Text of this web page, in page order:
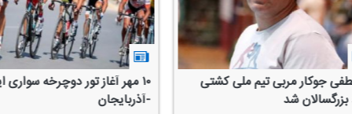
جوكار مربی تیم ملی كشتی
بزرگسالان شد
۱۰ مهر آغاز تور دوچرخه سواری
-آذربایجان